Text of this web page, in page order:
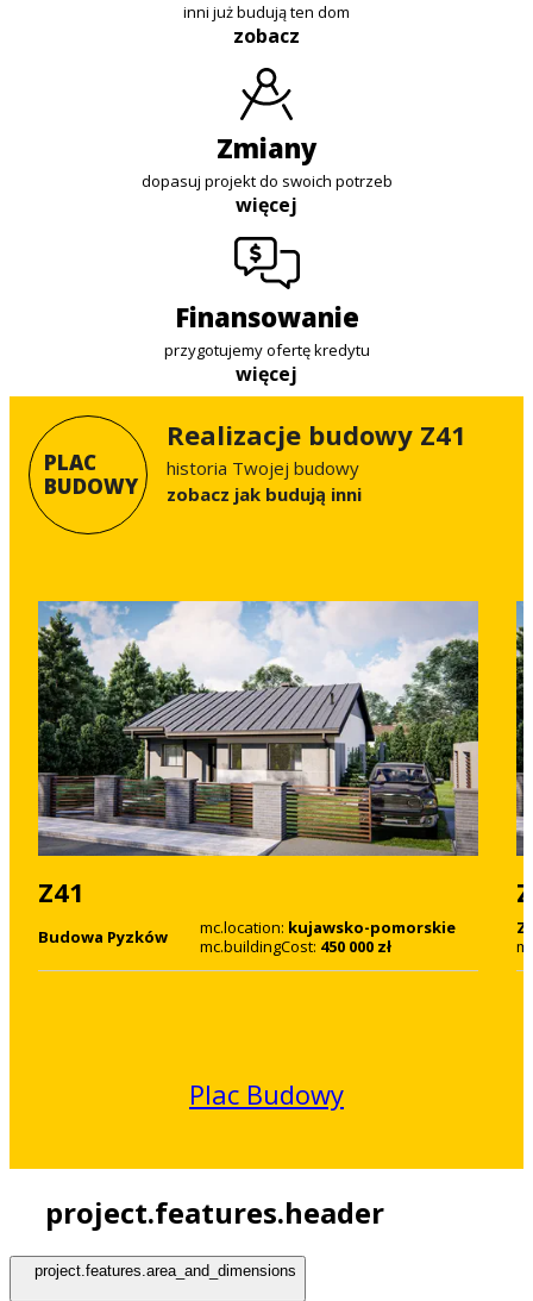
inni już budują ten dom
zobacz
zmiany
dopasuj projekt do swoich potrzeb
więcej
finansowanie
przygotujemy ofertę kredytu
więcej
PLAC
BUDOWY
Realizacje budowy Z41
historia Twojej budowy
Zobacz jak budują inni
Z41
Budowa Pyzków mc.location: kujawsko-pomorskie
mc.buildingCost: 450 000 zł
Plac Budowy
project.features.header
project.features.area_and_dimensions